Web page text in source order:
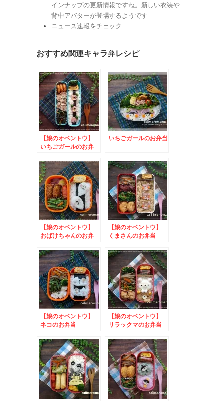
インナップの更新情報ですね。新しい衣装や
背中アバターが登場するようです
ニュース速報をチェック
おすすめ関連キャラ弁レシピ
【娘のオベントウ】
いちごガールのお弁
ッピーデコ！キャンペ
ーン
いちごガールのお弁当
【娘のオベントウ】
おばけちゃんのお弁
シピコンテスト
【娘のオベントウ】
くまさんのお弁当
みた！キャンペーン
【娘のオベントウ】
ネコのお弁当
【娘のオベントウ】
リラックマのお弁当